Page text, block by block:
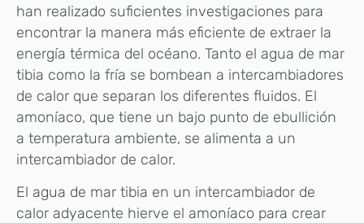
han realizado suficientes investigaciones para
encontrar la manera más eficiente de extraer la
energía térmica del océano. Tanto el agua de mar
tibia como la fría se bombean a intercambiadores
de calor que separan los diferentes fluidos. El
amoníaco, que tiene un bajo punto de ebullición
a temperatura ambiente, se alimenta a un
intercambiador de calor.
El agua de mar tibia en un intercambiador de
calor adyacente hierve el amoníaco para crear